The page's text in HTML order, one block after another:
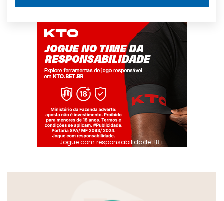
Jogue com responsabilidade. 18+